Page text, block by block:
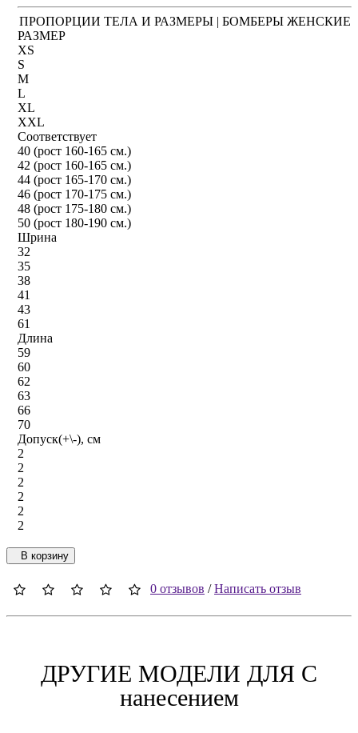
ПРОПОРЦИИ ТЕЛА И РАЗМЕРЫ | БОМБЕРЫ ЖЕНСКИЕ
РАЗМЕР
XS
S
M
L
XL
XXL
Соответствует
40 (рост 160-165 см.)
42 (рост 160-165 см.)
44 (рост 165-170 см.)
46 (рост 170-175 см.)
48 (рост 175-180 см.)
50 (рост 180-190 см.)
Шрина
32
35
38
41
43
61
Длина
59
60
62
63
66
70
Допуск(+\-), см
2
2
2
2
2
2
В корзину
0 отзывов /Написать отзыв
ДРУГИЕ МОДЕЛИ ДЛЯ C
нанесением